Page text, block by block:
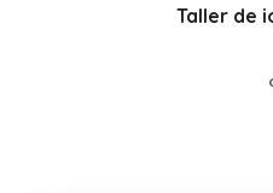
Taller de